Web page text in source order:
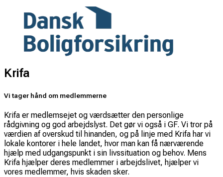
Krifa
Vi tager hånd om medlemmerne
Krifa er medlemsejet og værdsætter den personlige
rådgivning og god arbejdslyst. Det gør vi også i GF. Vi tror på
værdien af overskud til hinanden, og på linje med Krifa har vi
lokale kontorer i hele landet, hvor man kan få nærværende
hjælp med udgangspunkt i sin livssituation og behov. Mens
Krifa hjælper deres medlemmer i arbejdslivet, hjælper vi
vores medlemmer, hvis skaden sker.